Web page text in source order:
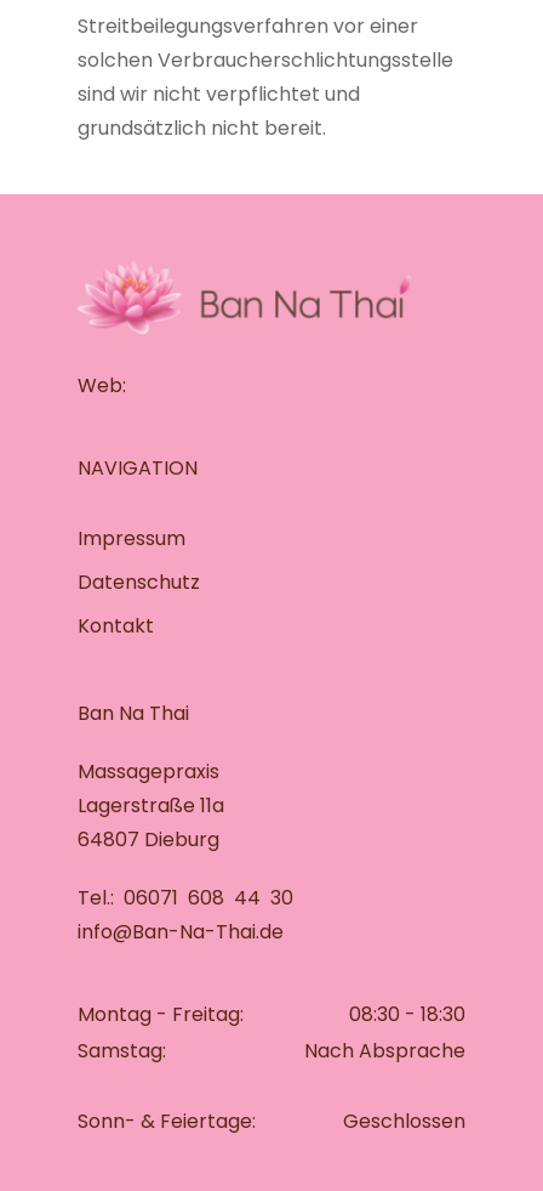
Streitbeilegungsverfahren vor einer
solchen Verbraucherschlichtungsstelle
sind wir nicht verpflichtet und
grundsätzlich nicht bereit.
Web:
NAVIGATION
Impressum
Datenschutz
Kontakt
Ban Na Thai
Massagepraxis
Lagerstraße 11a
64807 Dieburg
Tel.: 06071 608 44 30
info@Ban-Na-Thai.de
Montag - Freitag:
08:30 - 18:30
Samstag:
Nach Absprache
Sonn- & Feiertage: Geschlossen